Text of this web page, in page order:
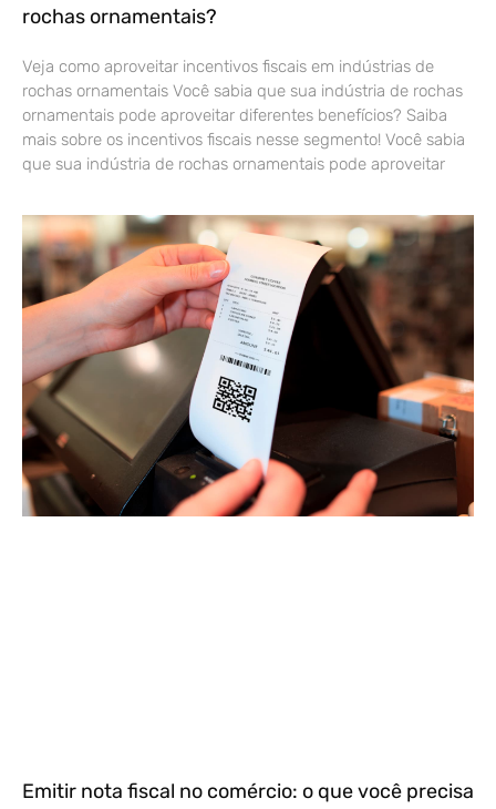
rochas ornamentais?
Veja como aproveitar incentivos fiscais em indústrias de
rochas ornamentais Você sabia que sua indústria de rochas
ornamentais pode aproveitar diferentes benefícios? Saiba
mais sobre os incentivos fiscais nesse segmento! Você sabia
que sua indústria de rochas ornamentais pode aproveitar
Emitir nota fiscal no comércio: o que você precisa